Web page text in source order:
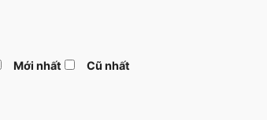
Mới nhất Cũ nhất